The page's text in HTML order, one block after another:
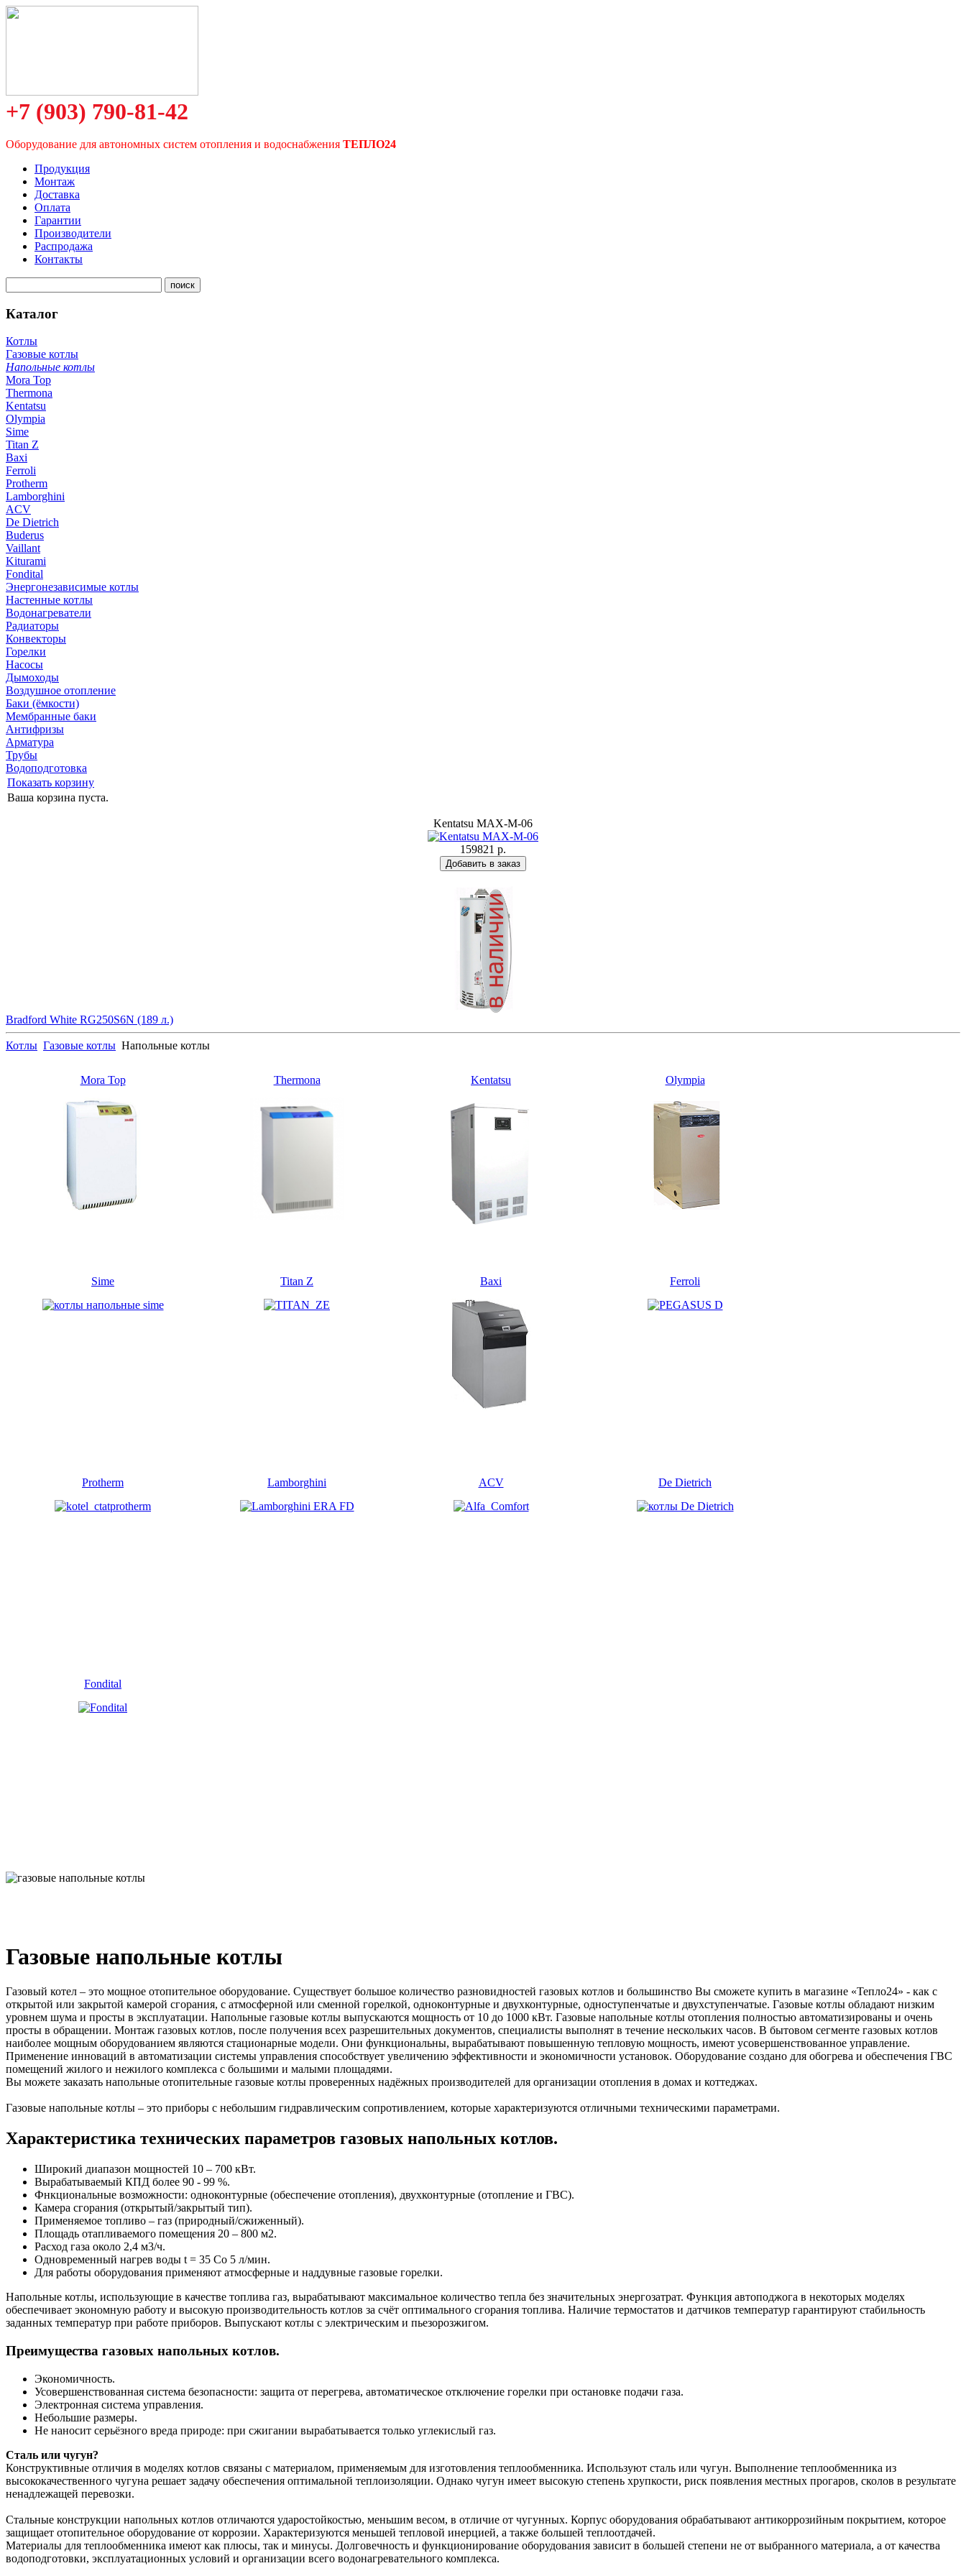
+7 (903) 790-81-42
Оборудование для автономных систем отопления и водоснабжения ТЕПЛО24
Продукция
Монтаж
Доставка
Оплата
Гарантии
Производители
Распродажа
Контакты
Каталог
Котлы
Газовые котлы
Напольные котлы
Mora Top
Thermona
Kentatsu
Olympia
Sime
Titan Z
Baxi
Ferroli
Protherm
Lamborghini
ACV
De Dietrich
Buderus
Vaillant
Kiturami
Fondital
Энергонезависимые котлы
Настенные котлы
Водонагреватели
Радиаторы
Конвекторы
Горелки
Насосы
Дымоходы
Воздушное отопление
Баки (ёмкости)
Мембранные баки
Антифризы
Арматура
Трубы
Водоподготовка
Показать корзину
Ваша корзина пуста.
Kentatsu MAX-M-06
159821 р.
Bradford White RG250S6N (189 л.)
Котлы Газовые котлы Напольные котлы
Mora Top Thermona Kentatsu Olympia
Sime Titan Z Baxi Ferroli
Protherm Lamborghini ACV De Dietrich
Fondital
Газовые напольные котлы
Газовый котел – это мощное отопительное оборудование. Существует большое количество разновидностей газовых котлов и большинство Вы сможете купить в магазине «Тепло24» - как с
открытой или закрытой камерой сгорания, с атмосферной или сменной горелкой, одноконтурные и двухконтурные, одноступенчатые и двухступенчатые. Газовые котлы обладают низким
уровнем шума и просты в эксплуатации. Напольные газовые котлы выпускаются мощность от 10 до 1000 кВт. Газовые напольные котлы отопления полностью автоматизированы и очень
просты в обращении. Монтаж газовых котлов, после получения всех разрешительных документов, специалисты выполнят в течение нескольких часов. В бытовом сегменте газовых котлов
наиболее мощным оборудованием являются стационарные модели. Они функциональны, вырабатывают повышенную тепловую мощность, имеют усовершенствованное управление.
Применение инноваций в автоматизации системы управления способствует увеличению эффективности и экономичности установок. Оборудование создано для обогрева и обеспечения ГВС
помещений жилого и нежилого комплекса с большими и малыми площадями.
Вы можете заказать напольные отопительные газовые котлы проверенных надёжных производителей для организации отопления в домах и коттеджах.
Газовые напольные котлы – это приборы с небольшим гидравлическим сопротивлением, которые характеризуются отличными техническими параметрами.
Характеристика технических параметров газовых напольных котлов.
Широкий диапазон мощностей 10 – 700 кВт.
Вырабатываемый КПД более 90 - 99 %.
Фнкциональные возможности: одноконтурные (обеспечение отопления), двухконтурные (отопление и ГВС).
Камера сгорания (открытый/закрытый тип).
Применяемое топливо – газ (природный/сжиженный).
Площадь отапливаемого помещения 20 – 800 м2.
Расход газа около 2,4 м3/ч.
Одновременный нагрев воды t = 35 Co 5 л/мин.
Для работы оборудования применяют атмосферные и наддувные газовые горелки.
Напольные котлы, использующие в качестве топлива газ, вырабатывают максимальное количество тепла без значительных энергозатрат. Функция автоподжога в некоторых моделях
обеспечивает экономную работу и высокую производительность котлов за счёт оптимального сгорания топлива. Наличие термостатов и датчиков температур гарантируют стабильность
заданных температур при работе приборов. Выпускают котлы с электрическим и пьезорозжигом.
Преимущества газовых напольных котлов.
Экономичность.
Усовершенствованная система безопасности: защита от перегрева, автоматическое отключение горелки при остановке подачи газа.
Электронная система управления.
Небольшие размеры.
Не наносит серьёзного вреда природе: при сжигании вырабатывается только углекислый газ.
Сталь или чугун?
Конструктивные отличия в моделях котлов связаны с материалом, применяемым для изготовления теплообменника. Используют сталь или чугун. Выполнение теплообменника из
высококачественного чугуна решает задачу обеспечения оптимальной теплоизоляции. Однако чугун имеет высокую степень хрупкости, риск появления местных прогаров, сколов в результате
ненадлежащей перевозки.
Стальные конструкции напольных котлов отличаются ударостойкостью, меньшим весом, в отличие от чугунных. Корпус оборудования обрабатывают антикоррозийным покрытием, которое
защищает отопительное оборудование от коррозии. Характеризуются меньшей тепловой инерцией, а также большей теплоотдачей.
Материалы для теплообменника имеют как плюсы, так и минусы. Долговечность и функционирование оборудования зависит в большей степени не от выбранного материала, а от качества
водоподготовки, эксплуатационных условий и организации всего водонагревательного комплекса.